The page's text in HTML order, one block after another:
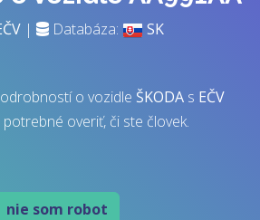
| Databáza: SK
o vozidle ŠKODA s EČV
potrebné overiť, či ste človek.
nie som robot